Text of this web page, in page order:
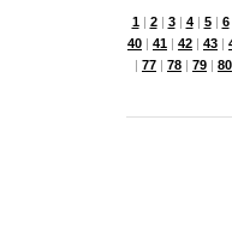
1| 2| 3| 4| 5| 6
40 | 41 | 42 | 43 |
| 77 | 78 | 79 | 80